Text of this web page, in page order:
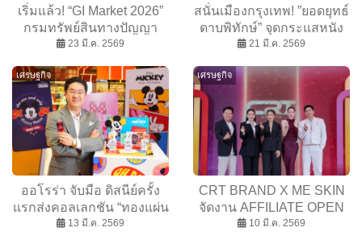
เริ่มแล้ว! “GI Market 2026”
กรมทรัพย์สินทางปัญญา
ประกาศร่วมมือ BEDO –
ไทย ครบวงจร
23 มี.ค. 2569
สนั่นเมืองกรุงเทพ! ”ยอดยุทธ์
ดาบพิทักษ์” จุดกระแสหนัง
จอมยุทธ์จีน ผู้ชมนับพันแห่
21 มี.ค. 2569
เศรษฐกิจ
ออโรร่า จับมือ ดิสนีย์ครั้ง
แรกส่งคอลเลกชัน “ทองแผ่น
และการ์ดรุ่นพิเศษ” Mickey
13 มี.ค. 2569
เศรษฐกิจ
CRT BRAND X ME SKIN
จัดงาน AFFILIATE OPEN
FACTORY DAY เปิดตัว 3
10 มี.ค. 2569